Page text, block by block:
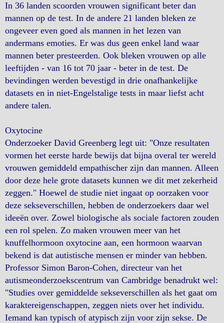
In 36 landen scoorden vrouwen significant beter dan
mannen op de test. In de andere 21 landen bleken ze
ongeveer even goed als mannen in het lezen van
andermans emoties. Er was dus geen enkel land waar
mannen beter presteerden. Ook bleken vrouwen op alle
leeftijden - van 16 tot 70 jaar - beter in de test. De
bevindingen werden bevestigd in drie onafhankelijke
datasets en in niet-Engelstalige tests in maar liefst acht
andere talen.
Oxytocine
Onderzoeker David Greenberg legt uit: "Onze resultaten
vormen het eerste harde bewijs dat bijna overal ter wereld
vrouwen gemiddeld empathischer zijn dan mannen. Alleen
door deze hele grote datasets kunnen we dit met zekerheid
zeggen." Hoewel de studie niet ingaat op oorzaken voor
deze sekseverschillen, hebben de onderzoekers daar wel
ideeën over. Zowel biologische als sociale factoren zouden
een rol spelen. Zo maken vrouwen meer van het
knuffelhormoon oxytocine aan, een hormoon waarvan
bekend is dat autistische mensen er minder van hebben.
Professor Simon Baron-Cohen, directeur van het
autismeonderzoekscentrum van Cambridge benadrukt wel:
"Studies over gemiddelde sekseverschillen als het gaat om
karaktereigenschappen, zeggen niets over het individu.
Iemand kan typisch of atypisch zijn voor zijn sekse. De